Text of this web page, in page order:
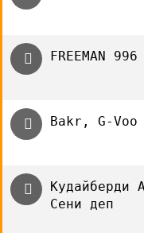
FREEMAN
Bakr, G-Voo
Кудайберди
Сени деп